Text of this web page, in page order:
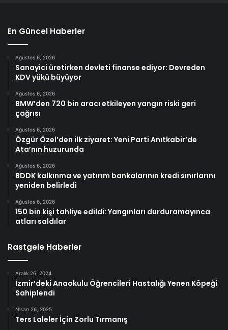
En Güncel Haberler
Ağustos 6, 2026
Sanayici üretirken devleti finanse ediyor: Devreden
KDV yükü büyüyor
Ağustos 6, 2026
BMW’den 720 bin aracı etkileyen yangın riski geri
çağrısı
Ağustos 6, 2026
Özgür Özel’den ilk ziyaret: Yeni Parti Anıtkabir’de
Ata’nın huzurunda
Ağustos 6, 2026
BDDK kalkınma ve yatırım bankalarının kredi sınırlarını
yeniden belirledi
Ağustos 6, 2026
150 bin kişi tahliye edildi: Yangınları durduramayınca
atları saldılar
Rastgele Haberler
Aralık 26, 2024
İzmir’deki Anaokulu Öğrencileri Hastalığı Yenen Köpeği
Sahiplendi
Nisan 26, 2025
Ters Laleler İçin Zorlu Tırmanış